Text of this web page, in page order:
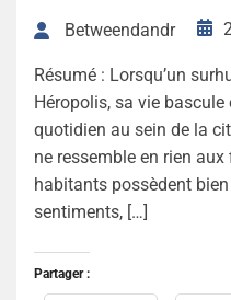
Betweendandr
Résumé : Lorsqu’un
Héropolis, sa vie
quotidien au sein de la
ne ressemble en rien
habitants possèdent
sentiments, […]
Partager :